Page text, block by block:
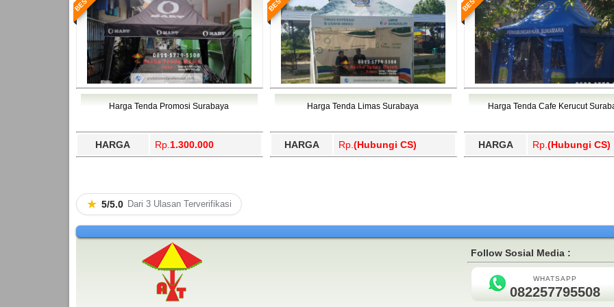
Harga Tenda Promosi Surabaya
HARGA Rp. 1.300.000
Harga Tenda Limas Surabaya
HARGA Rp. (Hubungi CS)
Harga Tenda Cafe Kerucut
HARGA Rp. (Hubungi CS)
★ 5/5.0 Dari 3 Ulasan Terverifikasi
Follow Sosial Media :
WHATSAPP
082257795508